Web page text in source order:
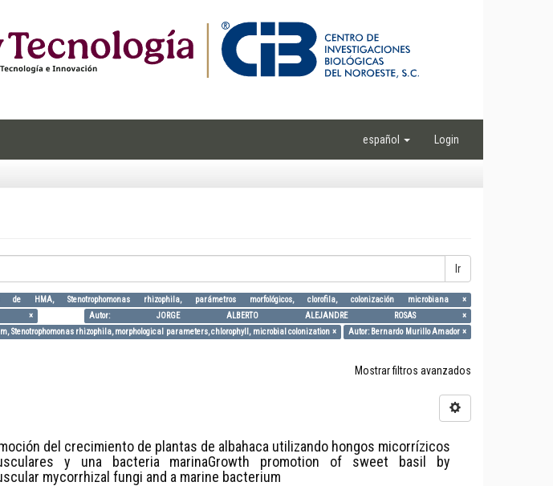
español Login
Ir
de HMA, Stenotrophomonas rhizophila, parámetros morfológicos, clorofila, colonización microbiana ×
6 ×
Autor: JORGE ALBERTO ALEJANDRE ROSAS ×
Stenotrophomonas rhizophila, morphological parameters, chlorophyll, microbial colonization ×
Autor: Bernardo Murillo Amador ×
Mostrar filtros avanzados
del crecimiento de plantas de albahaca utilizando hongos micorrízicos
y una bacteria marinaGrowth promotion of sweet basil by
mycorrhizal fungi and a marine bacterium